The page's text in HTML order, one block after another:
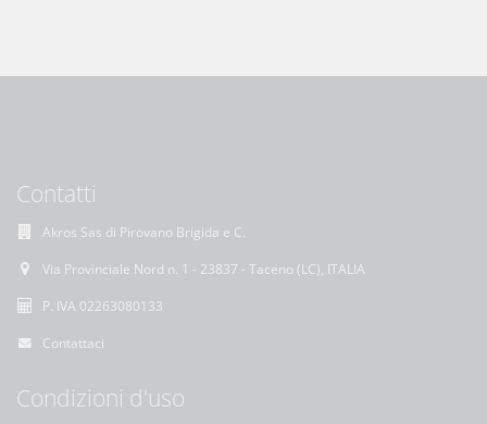
Contatti
Akros Sas di Pirovano Brigida e C.
Via Provinciale Nord n. 1 - 23837 - Taceno (LC), ITALIA
P. IVA 02263080133
Contattaci
Condizioni d'uso